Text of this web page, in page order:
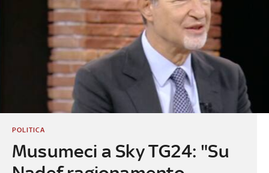
Musumeci a Sky TG24: "Su
POLITICA